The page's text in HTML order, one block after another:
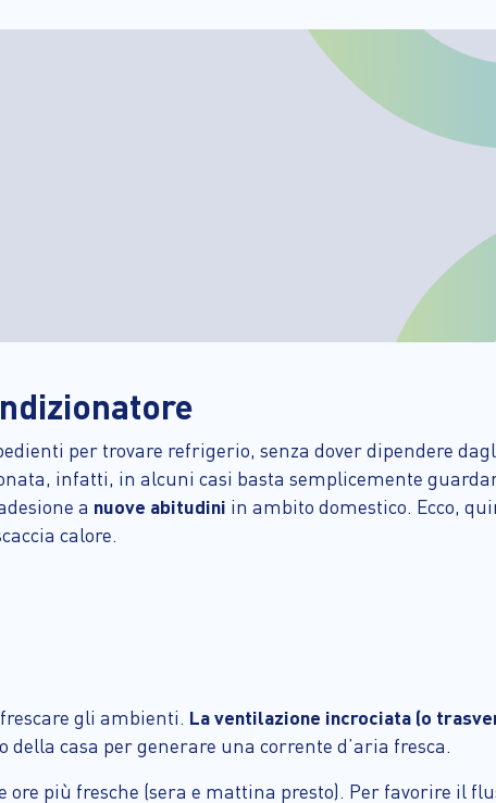
per trovare refrigerio, senza dover dipendere
infatti, in alcuni casi basta semplicemente
a nuove abitudini in ambito domestico. Ecco,
calore.
gli ambienti. La ventilazione incrociata (o
casa per generare una corrente d’aria fresca.
ore più fresche (sera e mattina presto). Per favorire il